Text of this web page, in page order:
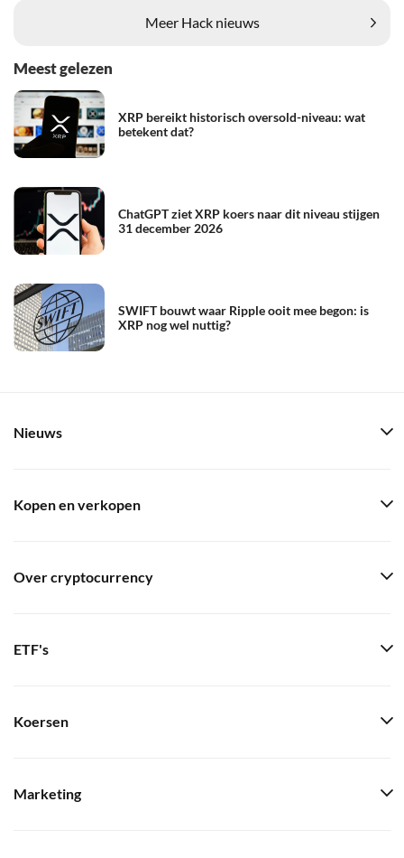
Meer Hack nieuws
Meest gelezen
XRP bereikt historisch oversold-niveau: wat
betekent dat?
ChatGPT ziet XRP koers naar dit niveau stijgen
31 december 2026
SWIFT bouwt waar Ripple ooit mee begon: is
XRP nog wel nuttig?
Nieuws
Kopen en verkopen
Over cryptocurrency
ETF's
Koersen
Marketing